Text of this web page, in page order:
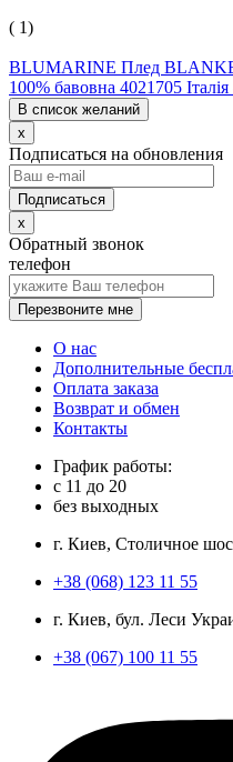
( 1)
BLUMARINE Плед
100% бавовна 4021705
В список желаний
x
Подписаться на обновления
x
Обратный звонок
телефон
Перезвоните мне
О нас
Дополнительные
Оплата заказа
Возврат и обмен
Контакты
График работы:
с 11 до 20
без выходных
г. Киев, Столичное
+38 (068) 123 11 55
г. Киев, бул. Леси
+38 (067) 100 11 55